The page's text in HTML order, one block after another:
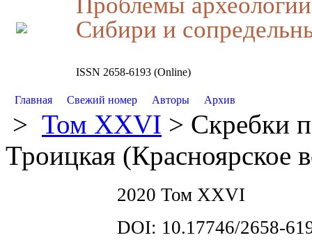
Сибири и
ISSN 2658-6193 (Online)
Главная Свежий номер Авторы Архив
> Том XXVI > Скребки
Троицкая (Красноярское
2020 Том XXVI
DOI: 10.17746/2658-